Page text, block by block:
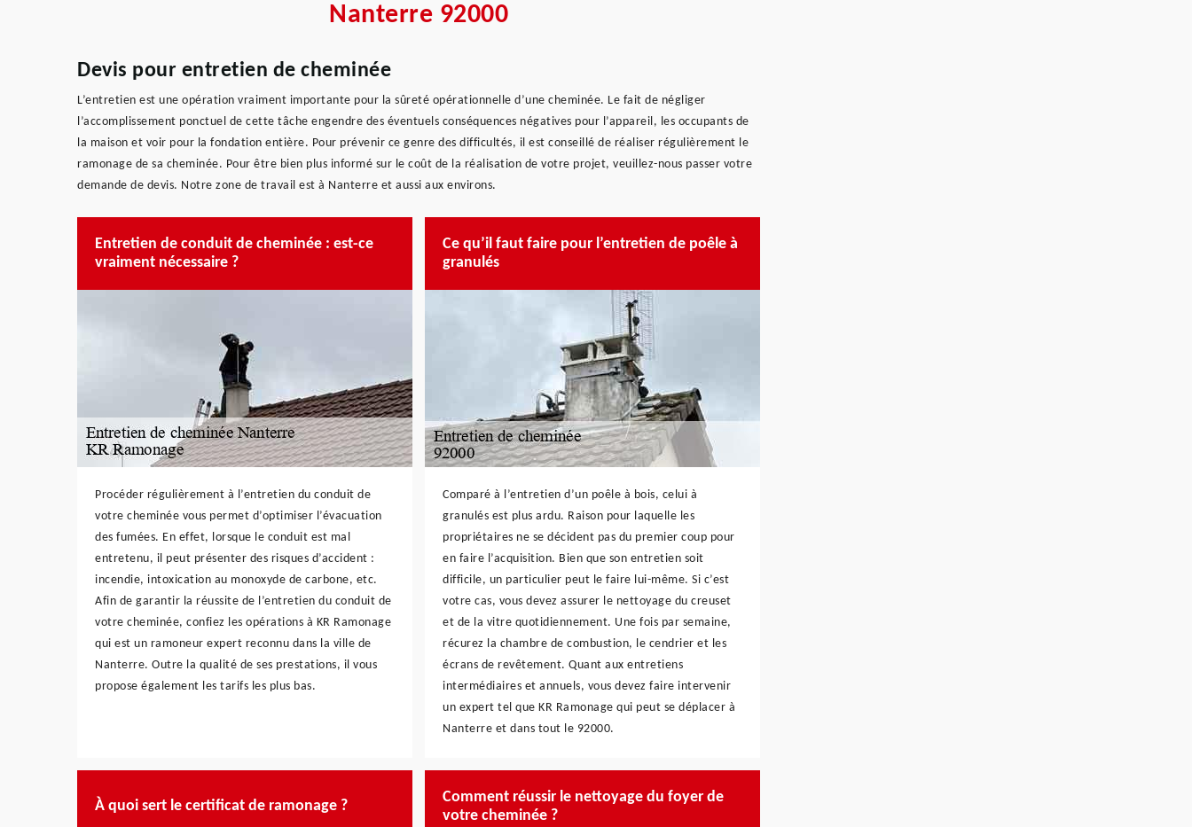
Nanterre 92000
Devis pour entretien de cheminée
L’entretien est une opération vraiment importante pour la sûreté opérationnelle d’une cheminée. Le fait de négliger
l’accomplissement ponctuel de cette tâche engendre des éventuels conséquences négatives pour l’appareil, les occupants de
la maison et voir pour la fondation entière. Pour prévenir ce genre des difficultés, il est conseillé de réaliser régulièrement le
ramonage de sa cheminée. Pour être bien plus informé sur le coût de la réalisation de votre projet, veuillez-nous passer votre
demande de devis. Notre zone de travail est à Nanterre et aussi aux environs.
Entretien de conduit de cheminée : est-ce
vraiment nécessaire ?
Procéder régulièrement à l’entretien du conduit de
votre cheminée vous permet d’optimiser l’évacuation
des fumées. En effet, lorsque le conduit est mal
entretenu, il peut présenter des risques d’accident :
incendie, intoxication au monoxyde de carbone, etc.
Afin de garantir la réussite de l’entretien du conduit de
votre cheminée, confiez les opérations à KR Ramonage
qui est un ramoneur expert reconnu dans la ville de
Nanterre. Outre la qualité de ses prestations, il vous
propose également les tarifs les plus bas.
Ce qu’il faut faire pour l’entretien de poêle à
granulés
Comparé à l’entretien d’un poêle à bois, celui à
granulés est plus ardu. Raison pour laquelle les
propriétaires ne se décident pas du premier coup pour
en faire l’acquisition. Bien que son entretien soit
difficile, un particulier peut le faire lui-même. Si c’est
votre cas, vous devez assurer le nettoyage du creuset
et de la vitre quotidiennement. Une fois par semaine,
récurez la chambre de combustion, le cendrier et les
écrans de revêtement. Quant aux entretiens
intermédiaires et annuels, vous devez faire intervenir
un expert tel que KR Ramonage qui peut se déplacer à
Nanterre et dans tout le 92000.
À quoi sert le certificat de ramonage ?
Comment réussir le nettoyage du foyer de
votre cheminée ?